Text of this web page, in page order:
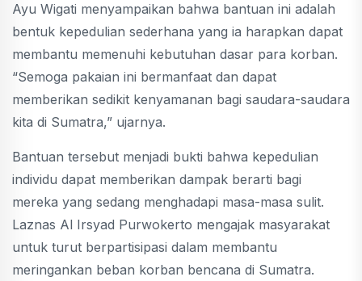
Ayu Wigati menyampaikan bahwa bantuan ini adalah
bentuk kepedulian sederhana yang ia harapkan dapat
membantu memenuhi kebutuhan dasar para korban.
“Semoga pakaian ini bermanfaat dan dapat
memberikan sedikit kenyamanan bagi saudara-saudara
kita di Sumatra,” ujarnya.
Bantuan tersebut menjadi bukti bahwa kepedulian
individu dapat memberikan dampak berarti bagi
mereka yang sedang menghadapi masa-masa sulit.
Laznas Al Irsyad Purwokerto mengajak masyarakat
untuk turut berpartisipasi dalam membantu
meringankan beban korban bencana di Sumatra.